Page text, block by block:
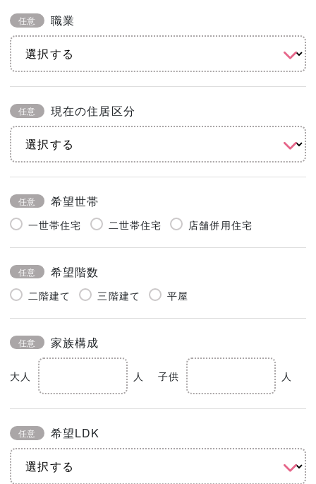
任意 職業
任意 現在の住居区分
任意 希望世帯
一世帯住宅 二世帯住宅 店舗併用住宅
任意 希望階数
二階建て 三階建て 平屋
任意 家族構成
大人 人 子供 人
任意 希望LDK